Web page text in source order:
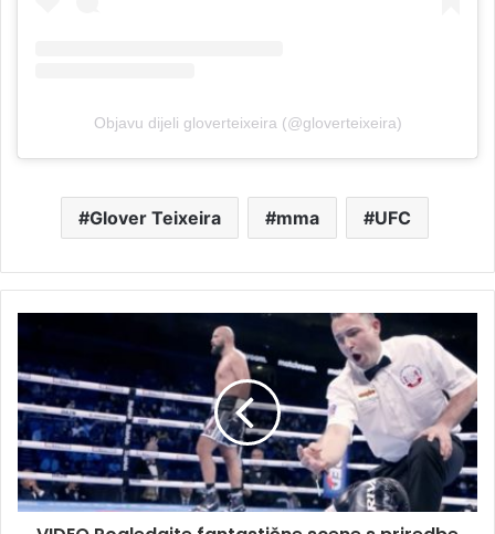
Objavu dijeli gloverteixeira (@gloverteixeira)
Glover Teixeira mma UFC